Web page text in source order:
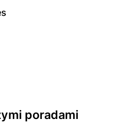
poradami